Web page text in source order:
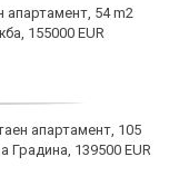
54 m2
155000 EUR
апартамент, 105
Градина, 139500 EUR